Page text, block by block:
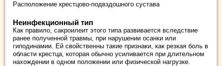
Расположение крестцово-подвздошного сустава
Неинфекционный тип
Как правило, сакроилеит этого типа развивается вследствие
ранее полученной травмы, при нарушении осанки или
гиподинамии. Ей свойственны такие признаки, как резкая боль в
области крестца, которая обычно усиливается при длительном
нахождении в одном положении или физической нагрузке.